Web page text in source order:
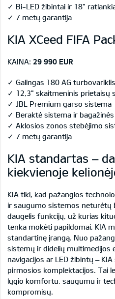
✓ Bi-LED žibintai ir 18"
✓ 7 metų garantija
KIA XCeed FIFA
KAINA: 29 990 EUR
✓ Galingas 180 AG turbovariklis
✓ 12,3" skaitmeninis prietaisų
✓ JBL Premium garso sistema
✓ Beraktė sistema ir
✓ Aklosios zonos stebėjimo
✓ 7 metų garantija
KIA standartas –
kiekvienoje
KIA tiki, kad pažangios
ir saugumo sistemos neturėtų
daugelis funkcijų, už kurias
tenka mokėti papildomai, KIA
standartinę įrangą. Nuo
sistemų ir didelių multimedijos
navigacijos ar LED žibintų –
pirmosios komplektacijos. Tai
lygio komfortu, saugumu ir
kompromisų.